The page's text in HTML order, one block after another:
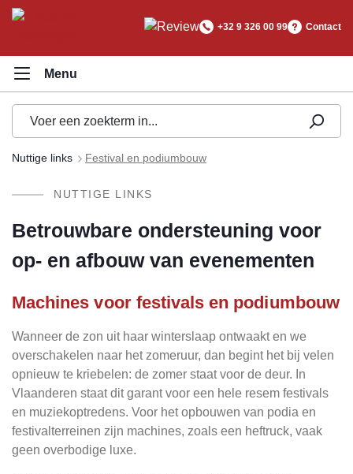
+32 9 326 00 99 Contact
Nuttige links Festival en podiumbouw
NUTTIGE LINKS
Betrouwbare ondersteuning voor
op- en afbouw van evenementen
Machines voor festivals en podiumbouw
Wanneer de zon uit haar winterslaap ontwaakt en we
overschakelen naar het zomeruur, dan begint het bij velen
opnieuw te kriebelen: de zomer staat voor de deur. In
Vlaanderen staat dit garant voor een hele resem festivals
en muziekoptredens. Voor het opbouwen van podia en
festivalterreinen zijn machines, zoals een heftruck, vaak
geen overbodige luxe.